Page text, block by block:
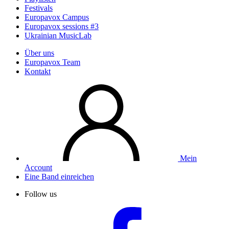
Festivals
Europavox Campus
Europavox sessions #3
Ukrainian MusicLab
Über uns
Europavox Team
Kontakt
Mein
Account
Eine Band einreichen
Follow us